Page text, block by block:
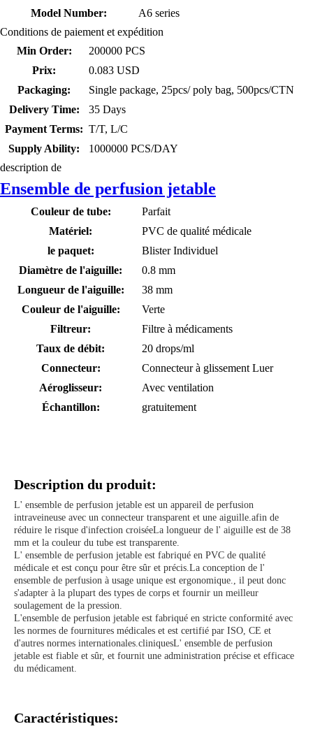
Model Number:
A6 series
Conditions de paiement et expédition
Min Order:
200000 PCS
Prix:
0.083 USD
Packaging:
Single package, 25pcs/ poly bag, 500pcs/CTN
Delivery Time:
35 Days
Payment Terms: T/T, L/C
Supply Ability:
1000000 PCS/DAY
description de
Ensemble de perfusion jetable
Couleur de tube:
Parfait
Matériel:
PVC de qualité médicale
le paquet:
Blister Individuel
Diamètre de l'aiguille:
0.8 mm
Longueur de l'aiguille:
38 mm
Couleur de l'aiguille:
Verte
Filtreur:
Filtre à médicaments
Taux de débit:
20 drops/ml
Connecteur:
Connecteur à glissement Luer
Aéroglisseur:
Avec ventilation
Échantillon:
gratuitement
Description du produit:
L' ensemble de perfusion jetable est un appareil de perfusion
intraveineuse avec un connecteur transparent et une aiguille.afin de
réduire le risque d'infection croiséeLa longueur de l' aiguille est de 38
mm et la couleur du tube est transparente.
L' ensemble de perfusion jetable est fabriqué en PVC de qualité
médicale et est conçu pour être sûr et précis.La conception de l'
ensemble de perfusion à usage unique est ergonomique., il peut donc
s'adapter à la plupart des types de corps et fournir un meilleur
soulagement de la pression.
L'ensemble de perfusion jetable est fabriqué en stricte conformité avec
les normes de fournitures médicales et est certifié par ISO, CE et
d'autres normes internationales.cliniquesL' ensemble de perfusion
jetable est fiable et sûr, et fournit une administration précise et efficace
du médicament.
Caractéristiques: